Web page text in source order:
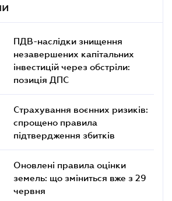
ПДВ-наслідки знищення
незавершених капітальних
інвестицій через обстріли:
позиція ДПС
Страхування воєнних ризиків:
спрощено правила
підтвердження збитків
Оновлені правила оцінки
земель: що зміниться вже з 29
червня